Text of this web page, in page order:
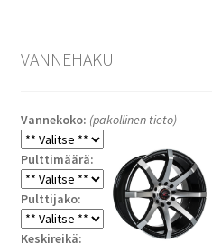
VANNEHAKU
Vannekoko: (pakollinen tieto)
Pulttimäärä:
Pulttijako:
Keskireikä: